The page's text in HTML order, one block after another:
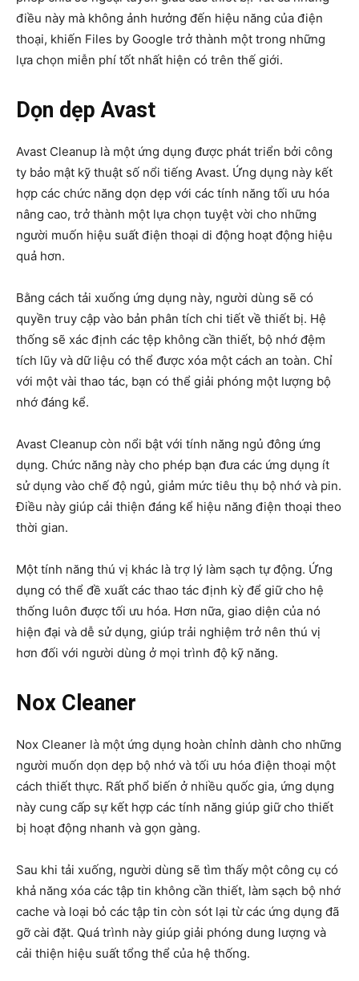
điều này mà không ảnh hưởng đến hiệu năng của điện
thoại, khiến Files by Google trở thành một trong những
lựa chọn miễn phí tốt nhất hiện có trên thế giới.
Dọn dẹp Avast
Avast Cleanup là một ứng dụng được phát triển bởi công
ty bảo mật kỹ thuật số nổi tiếng Avast. Ứng dụng này kết
hợp các chức năng dọn dẹp với các tính năng tối ưu hóa
nâng cao, trở thành một lựa chọn tuyệt vời cho những
người muốn hiệu suất điện thoại di động hoạt động hiệu
quả hơn.
Bằng cách tải xuống ứng dụng này, người dùng sẽ có
quyền truy cập vào bản phân tích chi tiết về thiết bị. Hệ
thống sẽ xác định các tệp không cần thiết, bộ nhớ đệm
tích lũy và dữ liệu có thể được xóa một cách an toàn. Chỉ
với một vài thao tác, bạn có thể giải phóng một lượng bộ
nhớ đáng kể.
Avast Cleanup còn nổi bật với tính năng ngủ đông ứng
dụng. Chức năng này cho phép bạn đưa các ứng dụng ít
sử dụng vào chế độ ngủ, giảm mức tiêu thụ bộ nhớ và pin.
Điều này giúp cải thiện đáng kể hiệu năng điện thoại theo
thời gian.
Một tính năng thú vị khác là trợ lý làm sạch tự động. Ứng
dụng có thể đề xuất các thao tác định kỳ để giữ cho hệ
thống luôn được tối ưu hóa. Hơn nữa, giao diện của nó
hiện đại và dễ sử dụng, giúp trải nghiệm trở nên thú vị
hơn đối với người dùng ở mọi trình độ kỹ năng.
Nox Cleaner
Nox Cleaner là một ứng dụng hoàn chỉnh dành cho những
người muốn dọn dẹp bộ nhớ và tối ưu hóa điện thoại một
cách thiết thực. Rất phổ biến ở nhiều quốc gia, ứng dụng
này cung cấp sự kết hợp các tính năng giúp giữ cho thiết
bị hoạt động nhanh và gọn gàng.
Sau khi tải xuống, người dùng sẽ tìm thấy một công cụ có
khả năng xóa các tập tin không cần thiết, làm sạch bộ nhớ
cache và loại bỏ các tập tin còn sót lại từ các ứng dụng đã
gỡ cài đặt. Quá trình này giúp giải phóng dung lượng và
cải thiện hiệu suất tổng thể của hệ thống.